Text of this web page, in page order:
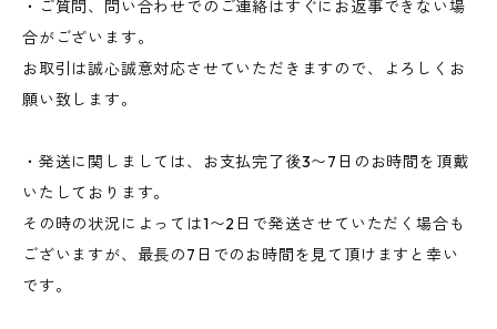
・ご質問、問い合わせでのご連絡はすぐにお返事できない場
合がございます。
お取引は誠心誠意対応させていただきますので、よろしくお
願い致します。
・発送に関しましては、お支払完了後3〜7日のお時間を頂戴
いたしております。
その時の状況によっては1〜2日で発送させていただく場合も
ございますが、最長の7日でのお時間を見て頂けますと幸い
です。